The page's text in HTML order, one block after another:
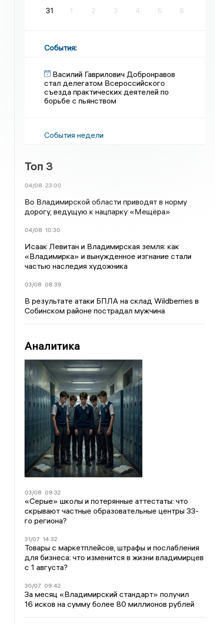
31
1 2 3 4 5 6
События:
Василий Гаврилович Добронравов
стал делегатом Всероссийского
съезда практических деятелей по
борьбе с пьянством
События недели
Топ 3
04/08 23:00
Во Владимирской области приводят в норму
дорогу, ведущую к нацпарку «Мещёра»
04/08 10:30
Исаак Левитан и Владимирская земля: как
«Владимирка» и вынужденное изгнание стали
частью наследия художника
03/08 08:39
В результате атаки БПЛА на склад Wildberries в
Собинском районе пострадал мужчина
Аналитика
03/08 09:32
«Серые» школы и потерянные аттестаты: что
скрывают частные образовательные центры 33-
го региона?
31/07 14:32
Товары с маркетплейсов, штрафы и послабления
для бизнеса: что изменится в жизни владимирцев
с 1 августа?
30/07 09:42
За месяц «Владимирский стандарт» получил
16 исков на сумму более 80 миллионов рублей